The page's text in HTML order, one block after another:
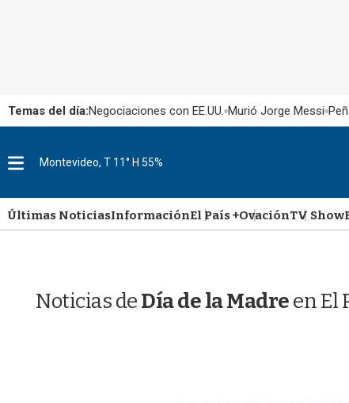
Temas del día:Negociaciones con EE.UU. Murió Jorge Messi
M
u
Montevideo, T 11° H 55%
Últimas NoticiasInformaciónEl País +OvaciónTV Show
Noticias deDía de la Madreen El